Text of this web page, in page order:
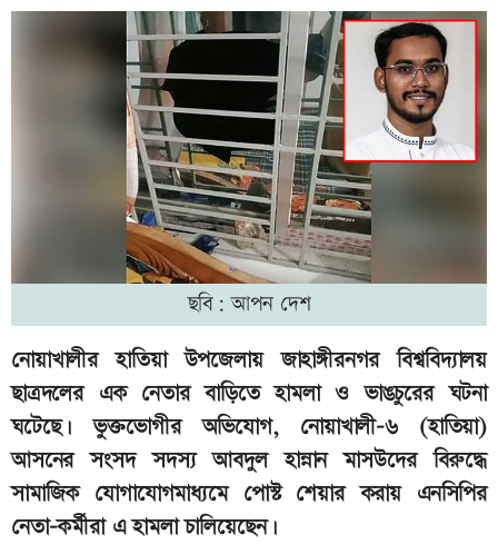
ছবি: আপন দেশ
নোয়াখালীর হাতিয়া উপজেলায় জাহাঙ্গীরনগর বিশ্ববিদ্যালয়
ছাত্রদলের এক নেতার বাড়িতে হামলা ও ভাঙচুরের ঘটনা
ঘটেছে। ভুক্তভোগীর অভিযোগ, নোয়াখালী-৬ (হাতিয়া)
আসনের সংসদ সদস্য আবদুল হান্নান মাসউদের বিরুদ্ধে
সামাজিক যোগাযোগমাধ্যমে পোস্ট শেয়ার করায় এনসিপির
নেতা-কর্মীরা এ হামলা চালিয়েছেন।